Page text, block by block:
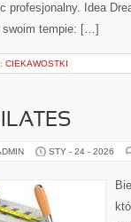
profesjonalny. Idea
swoim tempie: […]
CIEKAWOSTKI
STY - 24 - 2026